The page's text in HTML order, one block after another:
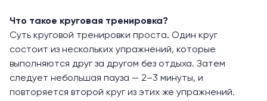
Что такое круговая тренировка?
Суть круговой тренировки проста. Один круг
состоит из нескольких упражнений, которые
выполняются друг за другом без отдыха. Затем
следует небольшая пауза — 2–3 минуты, и
повторяется второй круг из этих же упражнений.